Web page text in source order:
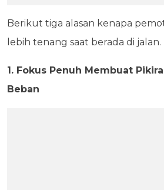
Berikut tiga alasan kenapa
lebih tenang saat berada di jalan.
1. Fokus Penuh Membuat
Beban